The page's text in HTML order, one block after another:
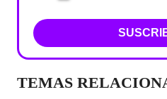
TEMAS